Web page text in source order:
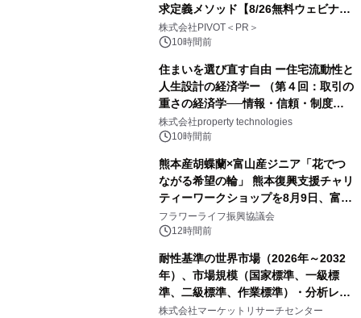
求定義メソッド【8/26無料ウェビナ
ー】株式会社PIVOT
株式会社PIVOT＜PR＞
10時間前
住まいを選び直す自由 ー住宅流動性と
人生設計の経済学ー （第４回：取引の
重さの経済学──情報・信頼・制度を
PropTechはどう組み替えるか）｜
PropTech-Lab
株式会社property technologies
10時間前
熊本産胡蝶蘭×富山産ジニア「花でつ
ながる希望の輪」 熊本復興支援チャリ
ティーワークショップを8月9日、富
山・射水で開催
フラワーライフ振興協議会
12時間前
耐性基準の世界市場（2026年～2032
年）、市場規模（国家標準、一級標
準、二級標準、作業標準）・分析レポ
ートを発表
株式会社マーケットリサーチセンター